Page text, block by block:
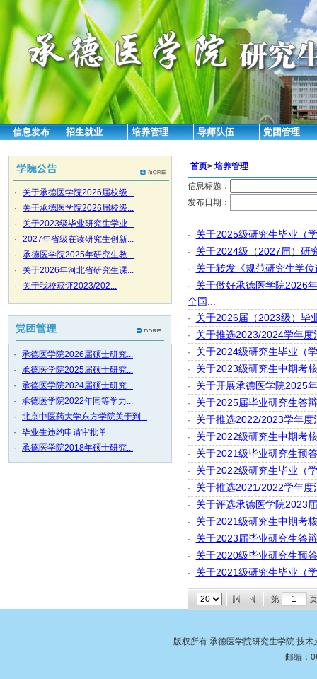
信息发布 招生就业 培养管理 导师队伍 党团管理
·
关于承德医学院2026届校级...
·
关于承德医学院2026届校级...
·
关于2023级毕业研究生学业...
·
2027年省级在读研究生创新...
·
承德医学院2025年研究生教...
·
关于2026年河北省研究生课...
·
关于我校获评2023/202...
·
承德医学院2026届硕士研究...
·
承德医学院2025届硕士研究...
·
承德医学院2024届硕士研究...
·
承德医学院2022年同等学力...
·
北京中医药大学东方学院关于到...
·
毕业生违约申请审批单
·
承德医学院2018年硕士研究...
首页> 培养管理
信息标题：
发布日期：
· 关于2025级研究生毕业（
· 关于2024级（2027届）研
· 关于转发《规范研究生学
·
关于做好承德医学院2026
全国...
· 关于2026届（2023级）毕
· 关于推选2023/2024学年
· 关于2024级研究生毕业（
· 关于2023级研究生中期考
· 关于开展承德医学院2025
· 关于2025届毕业研究生答
· 关于推选2022/2023学年
· 关于2022级研究生中期考
· 关于2021级毕业研究生预
· 关于2022级研究生毕业（
· 关于推选2021/2022学年
· 关于评选承德医学院2023
· 关于2021级研究生中期考
· 关于2023届毕业研究生答
· 关于2020级毕业研究生预
· 关于2021级研究生毕业（
第
版权所有 承德医学院研究生学院 技
邮编：